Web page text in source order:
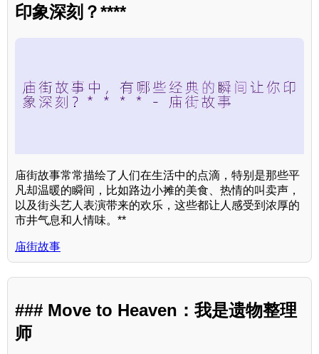
印象深刻？****
庙街故事常常描绘了人们在生活中的点滴，特别是那些平
凡却温暖的瞬间，比如路边小摊的美食、热情的叫卖声，
以及街头艺人表演带来的欢乐，这些都让人感受到浓厚的
市井气息和人情味。**
庙街故事
### Move to Heaven：我是遗物整理
师